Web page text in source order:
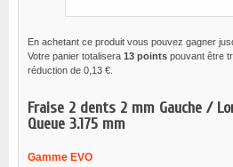
En achetant ce produit vous pouvez gagner
Votre panier totalisera 13 points pouvant être
réduction de 0,13 €
Fraise 2 dents 2 mm Gauche /
Queue 3.175 mm
Gamme EVO